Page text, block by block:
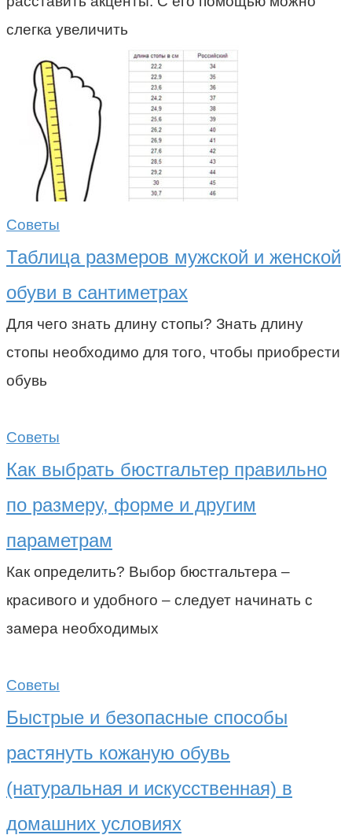
слегка увеличить
Советы
Таблица размеров мужской и женской
обуви в сантиметрах
Для чего знать длину стопы? Знать длину
стопы необходимо для того, чтобы приобрести
обувь
Советы
Как выбрать бюстгальтер правильно
по размеру, форме и другим
параметрам
Как определить? Выбор бюстгальтера –
красивого и удобного – следует начинать с
замера необходимых
Советы
Быстрые и безопасные способы
растянуть кожаную обувь
(натуральная и искусственная) в
домашних условиях